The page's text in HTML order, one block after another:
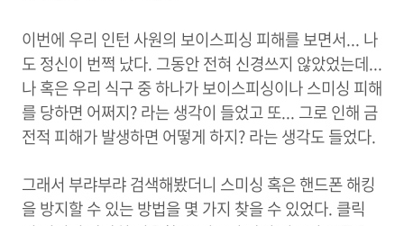
이번에 우리 인턴 사원의 보이스피싱 피해를 보면서... 나
도 정신이 번쩍 났다. 그동안 전혀 신경쓰지 않았었는데...
나 혹은 우리 식구 중 하나가 보이스피싱이나 스미싱 피해
를 당하면 어쩌지? 라는 생각이 들었고 또... 그로 인해 금
전적 피해가 발생하면 어떻게 하지? 라는 생각도 들었다.
그래서 부랴부랴 검색해봤더니 스미싱 혹은 핸드폰 해킹
을 방지할 수 있는 방법을 몇 가지 찾을 수 있었다. 클릭